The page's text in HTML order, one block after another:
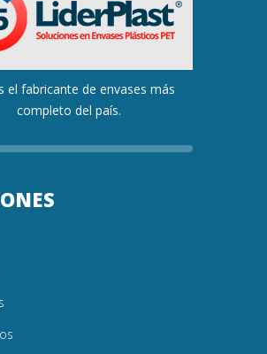
el fabricante de envases más
completo del país.